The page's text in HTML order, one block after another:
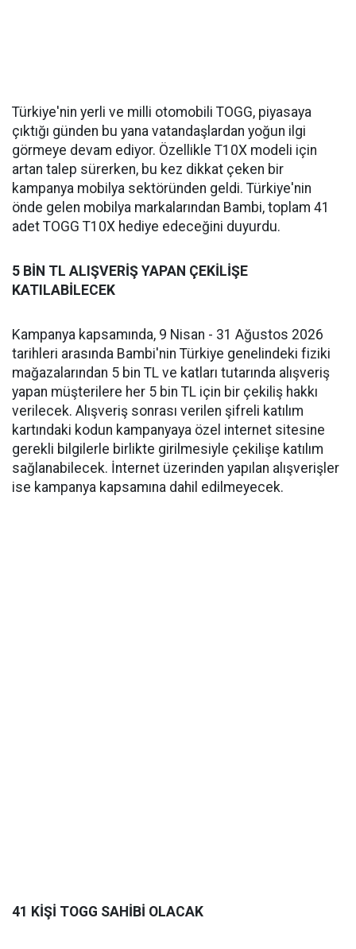
Türkiye'nin yerli ve milli otomobili TOGG, piyasaya
çıktığı günden bu yana vatandaşlardan yoğun ilgi
görmeye devam ediyor. Özellikle T10X modeli için
artan talep sürerken, bu kez dikkat çeken bir
kampanya mobilya sektöründen geldi. Türkiye'nin
önde gelen mobilya markalarından Bambi, toplam 41
adet TOGG T10X hediye edeceğini duyurdu.
5 BİN TL ALIŞVERİŞ YAPAN ÇEKİLİŞE
KATILABİLECEK
Kampanya kapsamında, 9 Nisan - 31 Ağustos 2026
tarihleri arasında Bambi'nin Türkiye genelindeki fiziki
mağazalarından 5 bin TL ve katları tutarında alışveriş
yapan müşterilere her 5 bin TL için bir çekiliş hakkı
verilecek. Alışveriş sonrası verilen şifreli katılım
kartındaki kodun kampanyaya özel internet sitesine
gerekli bilgilerle birlikte girilmesiyle çekilişe katılım
sağlanabilecek. İnternet üzerinden yapılan alışverişler
ise kampanya kapsamına dahil edilmeyecek.
41 KİŞİ TOGG SAHİBİ OLACAK